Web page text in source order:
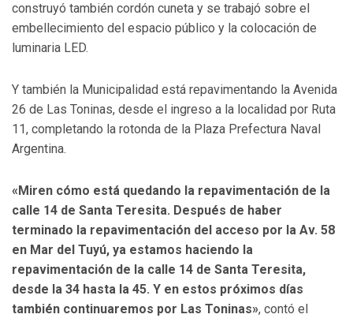
construyó también cordón cuneta y se trabajó sobre el
embellecimiento del espacio público y la colocación de
luminaria LED.
Y también la Municipalidad está repavimentando la Avenida
26 de Las Toninas, desde el ingreso a la localidad por Ruta
11, completando la rotonda de la Plaza Prefectura Naval
Argentina.
«Miren cómo está quedando la repavimentación de la
calle 14 de Santa Teresita. Después de haber
terminado la repavimentación del acceso por la Av. 58
en Mar del Tuyú, ya estamos haciendo la
repavimentación de la calle 14 de Santa Teresita,
desde la 34 hasta la 45. Y en estos próximos días
también continuaremos por Las Toninas», contó el